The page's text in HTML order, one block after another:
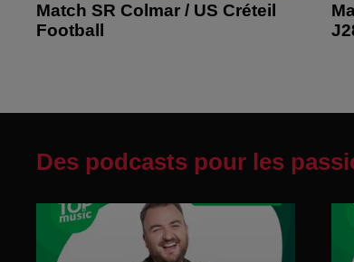
Match SR Colmar / US Créteil
Football
Des podcasts pour les